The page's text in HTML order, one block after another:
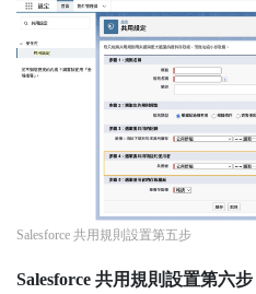
Salesforce 共用規則設置第五步
Salesforce 共用規則設置第六步